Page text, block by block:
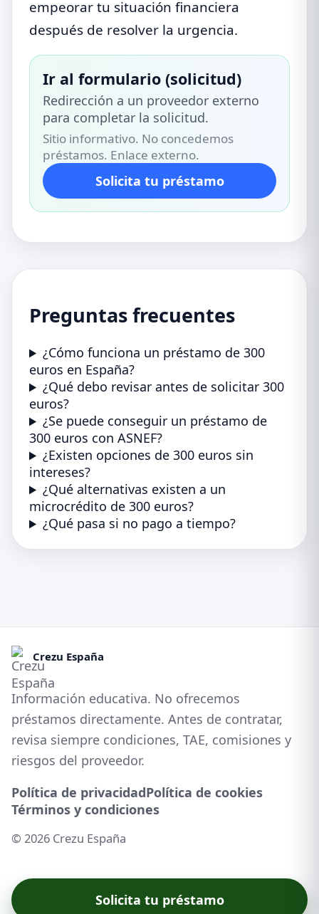
empeorar tu situación financiera
después de resolver la urgencia.
Ir al formulario (solicitud)
Redirección a un proveedor externo
para completar la solicitud.
Sitio informativo. No concedemos
préstamos. Enlace externo.
Solicita tu préstamo
Preguntas frecuentes
¿Cómo funciona un préstamo de 300
euros en España?
¿Qué debo revisar antes de solicitar 300
euros?
¿Se puede conseguir un préstamo de
300 euros con ASNEF?
¿Existen opciones de 300 euros sin
intereses?
¿Qué alternativas existen a un
microcrédito de 300 euros?
¿Qué pasa si no pago a tiempo?
Crezu España
Información educativa. No ofrecemos
préstamos directamente. Antes de contratar,
revisa siempre condiciones, TAE, comisiones y
riesgos del proveedor.
Política de privacidadPolítica de cookies
Términos y condiciones
© 2026 Crezu España
Solicita tu préstamo